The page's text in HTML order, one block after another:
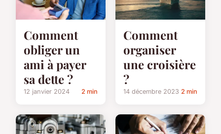
Comment
obliger un
ami à payer
sa dette ?
12 janvier 2024 2 min
Comment
organiser
une croisière
?
14 décembre 2023 2 min